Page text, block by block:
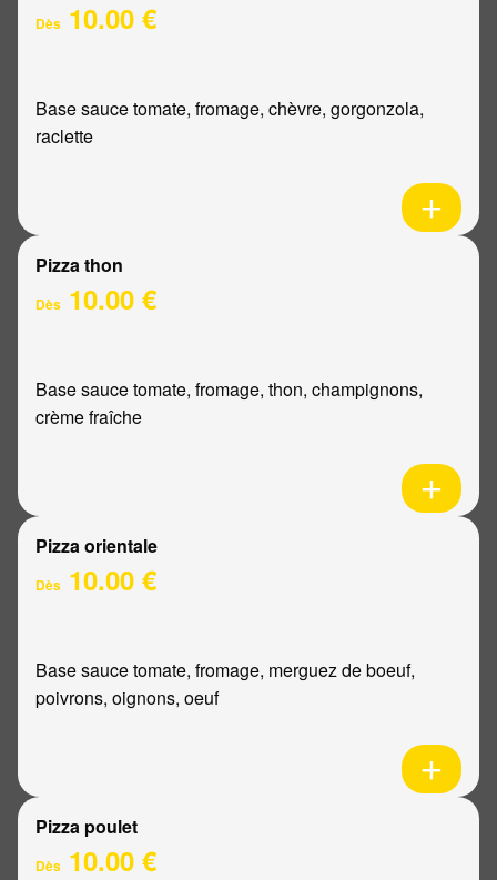
Dès 10.00 €
Base sauce tomate, fromage, chèvre, gorgonzola,
raclette
Pizza thon
Dès 10.00 €
Base sauce tomate, fromage, thon, champignons,
crème fraîche
Pizza orientale
Dès 10.00 €
Base sauce tomate, fromage, merguez de boeuf,
poivrons, oignons, oeuf
Pizza poulet
Dès 10.00 €